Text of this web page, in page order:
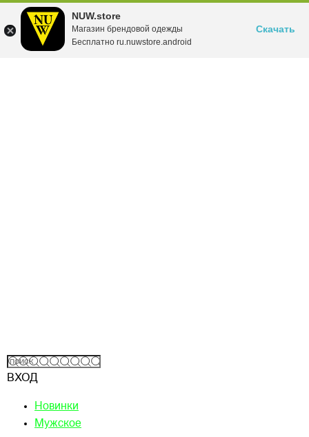
NUW.store
Магазин брендовой одежды
Бесплатно ru.nuwstore.android
Скачать
ВХОД
Новинки
Мужское